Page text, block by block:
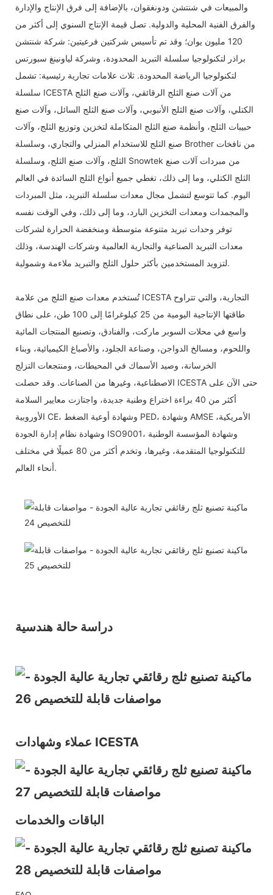
والمبيعات في شنتشن ودونغقوان، بالإضافة إلى فرق الإنتاج والإدارة
والفرق الفنية المحلية والدولية. تصل قيمة الإنتاج السنوي إلى أكثر من
120 مليون يوان؛ وقد تم تأسيس شركتين فرعيتين: شركة شنتشن
براذر لتكنولوجيا سلسلة التبريد المحدودة، وشركة لياونينغ سبورتس
لتكنولوجيا الرياضة المحدودة. ثلاث علامات تجارية رئيسية: تشمل
سلسلة ICESTA من آلات صنع الثلج الرقائقي، وآلات صنع الثلج
الكتلي، وآلات صنع الثلج الأنبوبي، وآلات صنع الثلج السائل، وآلات صنع
حبيبات الثلج، وأنظمة صنع الثلج المتكاملة لتخزين وتوزيع الثلج، وآلات
صنع الثلج للاستخدام المنزلي والتجاري، وسلسلة Brother من نافخات
الثلج، وآلات صنع الثلج، وسلسلة Snowtek من مبردات آلات صنع
الثلج الكتلي، وما إلى ذلك، تغطي جميع أنواع الثلج السائدة في العالم
اليوم. كما تتوسع لتشمل مجال معدات سلسلة التبريد، مثل المبردات
والمجمدات ومعدات التخزين البارد، وما إلى ذلك، وفي الوقت نفسه
توفر وحدات تبريد متنوعة متوسطة ومنخفضة الحرارة لشركات
معدات التبريد الصناعية والتجارية العالمية وشركات الهندسة، وذلك
لتزويد المستخدمين بأكثر حلول الثلج والتبريد ملاءمة وشمولية.
تُستخدم معدات صنع الثلج من علامة ICESTA التجارية، والتي تتراوح
طاقتها الإنتاجية اليومية من 25 كيلوغرامًا إلى 100 طن، على نطاق
واسع في محلات السوبر ماركت، والفنادق، وتصنيع المنتجات المائية
واللحوم، ومسالخ الدواجن، وصناعة الجلود، والأصباغ الكيميائية، وبناء
الخرسانة، وصيد الأسماك في المحيطات، ومنتجعات التزلج
الاصطناعية، وغيرها من الصناعات. وقد حصلت ICESTA حتى الآن على
أكثر من 40 براءة اختراع وطنية جديدة، واجتازت معايير السلامة
الأوروبية CE، وشهادة أوعية الضغط PED، وشهادة AMSE الأمريكية،
وشهادة نظام إدارة الجودة ISO9001، وشهادة المؤسسة الوطنية
للتكنولوجيا المتقدمة، وغيرها، وتخدم أكثر من 80 عميلًا في مختلف
أنحاء العالم.
دراسة حالة هندسية
عملاء وشهادات ICESTA
الباقات والخدمات